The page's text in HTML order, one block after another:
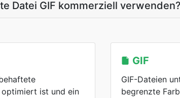
Datei GIF kommerziell verwenden?
optimiert ist und ein
GIF
GIF-Dateien
begrenzte